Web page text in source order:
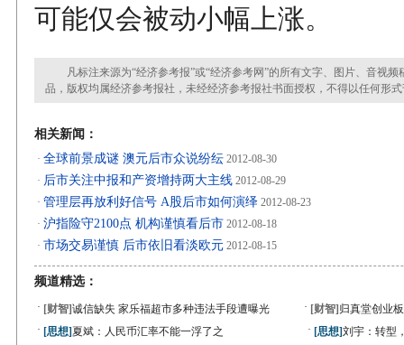
可能仅会被动小幅上涨。
凡标注来源为“经济参考报”或“经济参考网”的所有文字、图片、音视频
品，版权均属经济参考报社，未经经济参考报社书面授权，不得以任何形
相关新闻：
· 全球前景成谜 澳元后市众说纷纭 2012-08-30
· 后市关注中报和产资增持两大主线 2012-08-29
· 管理层再放利好信号 A股后市如何演绎 2012-08-23
· 沪指险守2100点 机构谨慎看后市 2012-08-18
· 市场交易谨慎 后市依旧看淡欧元 2012-08-15
频道精选：
· [财智]诚信缺失 家乐福超市多种违法手段遭曝光 · [财智] 归真堂创业
· [思想]夏斌：人民币汇率不能一浮了之 · [思想]刘宇：转型